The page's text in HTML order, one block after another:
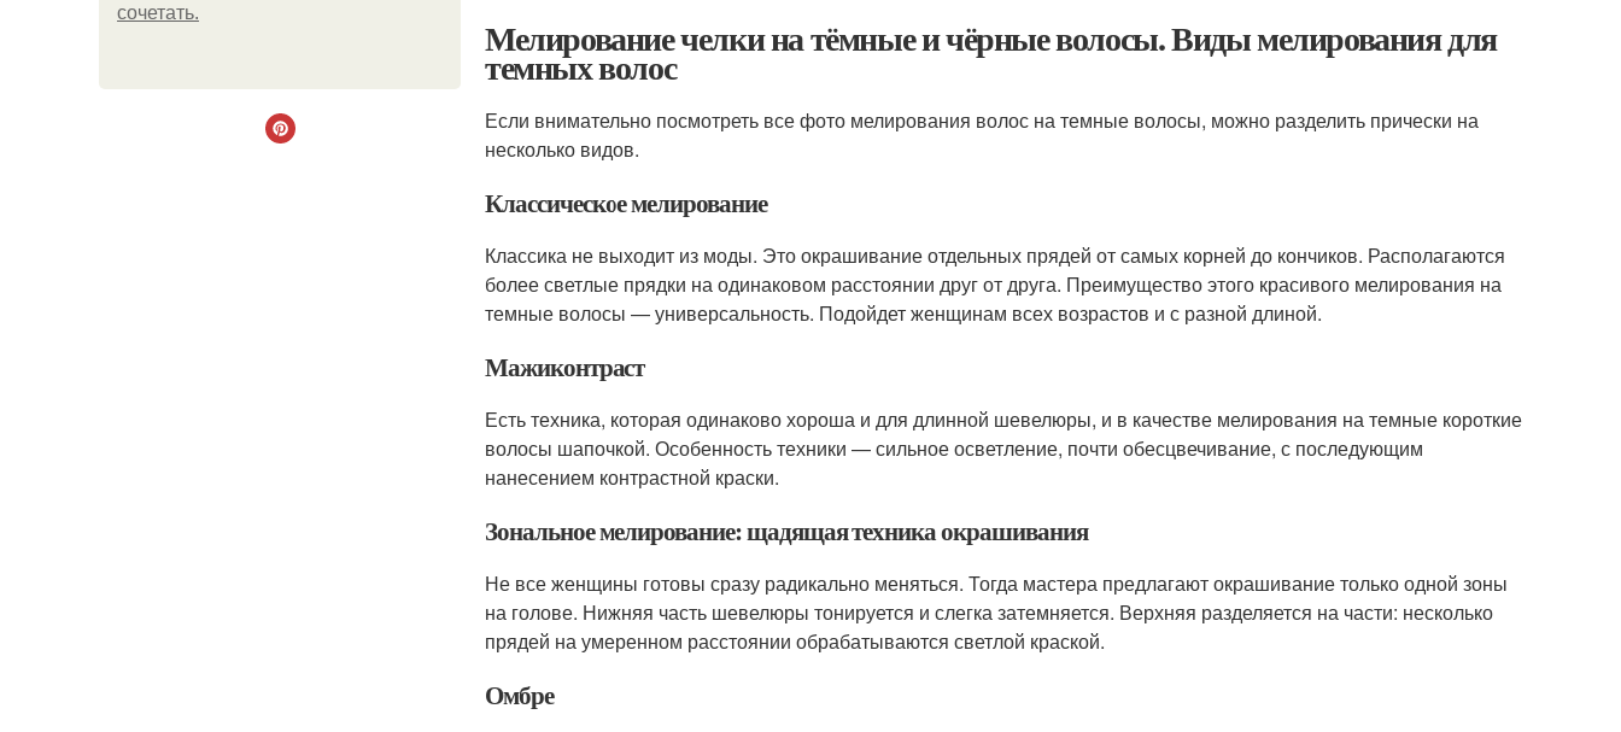
сочетать.
Мелирование челки на тёмные и чёрные волосы. Виды мелирования для
темных волос
Если внимательно посмотреть все фото мелирования волос на темные волосы, можно разделить прически на
несколько видов.
Классическое мелирование
Классика не выходит из моды. Это окрашивание отдельных прядей от самых корней до кончиков. Располагаются
более светлые прядки на одинаковом расстоянии друг от друга. Преимущество этого красивого мелирования на
темные волосы — универсальность. Подойдет женщинам всех возрастов и с разной длиной.
Мажиконтраст
Есть техника, которая одинаково хороша и для длинной шевелюры, и в качестве мелирования на темные короткие
волосы шапочкой. Особенность техники — сильное осветление, почти обесцвечивание, с последующим
нанесением контрастной краски.
Зональное мелирование: щадящая техника окрашивания
Не все женщины готовы сразу радикально меняться. Тогда мастера предлагают окрашивание только одной зоны
на голове. Нижняя часть шевелюры тонируется и слегка затемняется. Верхняя разделяется на части: несколько
прядей на умеренном расстоянии обрабатываются светлой краской.
Омбре